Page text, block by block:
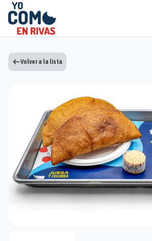
Volver a la lista